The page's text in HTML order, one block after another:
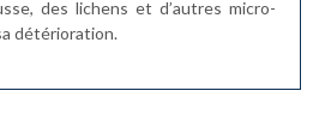
des lichens et d’autres micro-
détérioration.